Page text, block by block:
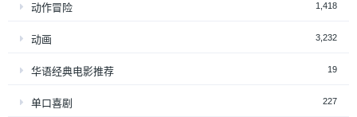
动作冒险 1,418
动画 3,232
华语经典电影推荐 19
单口喜剧 227